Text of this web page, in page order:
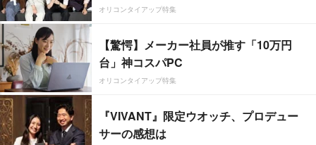
オリコンタイアップ特集
【驚愕】メーカー社員が推す「10万円
台」神コスパPC
オリコンタイアップ特集
『VIVANT』限定ウオッチ、プロデュー
サーの感想は